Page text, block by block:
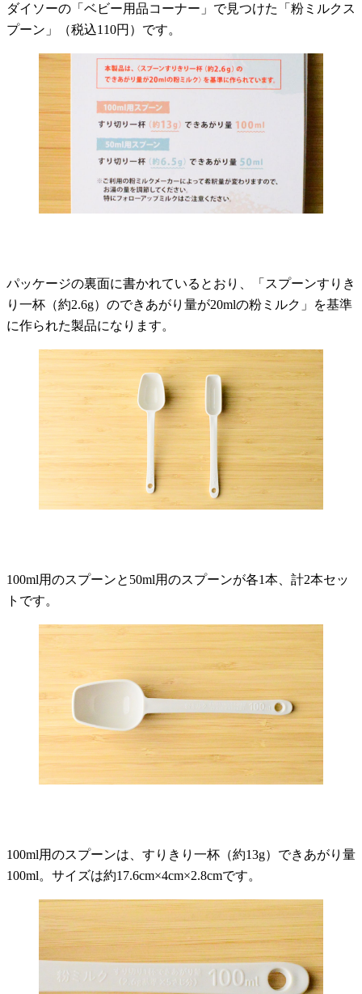
ダイソーの「ベビー用品コーナー」で見つけた「粉ミルクス
プーン」（税込110円）です。
パッケージの裏面に書かれているとおり、「スプーンすりき
り一杯（約2.6g）のできあがり量が20mlの粉ミルク」を基準
に作られた製品になります。
100ml用のスプーンと50ml用のスプーンが各1本、計2本セッ
トです。
100ml用のスプーンは、すりきり一杯（約13g）できあがり量
100ml。サイズは約17.6cm×4cm×2.8cmです。